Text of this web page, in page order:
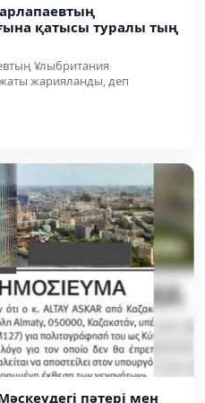
қатысы туралы тың
Ұлыбритания
жарияланды, деп
пәтері мен